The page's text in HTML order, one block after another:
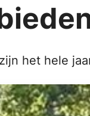
het hele